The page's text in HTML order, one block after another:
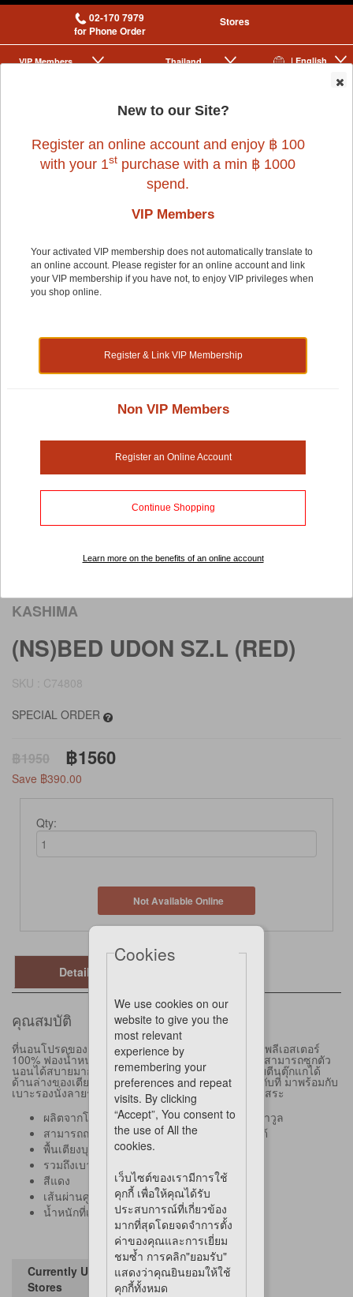
02-170 7979
for Phone Order
Stores
| English
Thailand
VIP Membership
|
20% OFF
KASHIMA
(NS)BED UDON SZ.L (RED)
SKU : C74808
SPECIAL ORDER
฿1950 ฿1560
Save ฿390.00
Qty:
Not Available Online
Details
คุณสมบัติ
ที่นอนโปรดของแมวและสุนัขอย่างแน่นอน! ผลิตจากโพลีเอสเตอร์
100% ฟองน้ำหนา และผ้าขนสัตว์ ทำให้แมวและสุนัขสามารถซุกตัว
นอนได้สบายมาก สามารถถอดฝาครอบออกหรือยึดด้วยตีนตุ๊กแกได้
ด้านล่างของเตียงรองด้วยวัสดุกันลื่นเพื่อให้ยึดแน่นอยู่กับที่ มาพร้อมกับ
เบาะรองนั่งลายราเมงซึ่งถอดออกและใช้งานได้อย่างอิสระ
ผลิตจากโพลีเอสเตอร์ 100% ฟองน้ำหนา และผ้าวูล
สามารถถอดฝาครอบออกหรือยึดด้วยตีนตุ๊กแกได้
พื้นเตียงบุด้วยวัสดุกันลื่น
รวมถึงเบาะรองนั่งลายราเมนแบบถอดได้
สีแดง
เส้นผ่านศูนย์กลาง: 70 ซม.
น้ำหนักที่เหมาะสม: สูงสุด 32.5 กก.
Currently Unavailable in
Stores
Cookies
We use cookies on our
website to give you the
most relevant
experience by
remembering your
preferences and repeat
visits. By clicking
“Accept”, You consent to
the use of All the
cookies.
เว็บไซต์ของเรามีการใช้
คุกกี้ เพื่อให้คุณได้รับ
ประสบการณ์ที่เกี่ยวข้อง
มากที่สุดโดยจดจำการตั้ง
ค่าของคุณและการเยี่ยม
ชมซ้ำ การคลิก"ยอมรับ"
แสดงว่าคุณยินยอมให้ใช้
คุกกี้ทั้งหมด
New to our Site?
Register an online account and enjoy ฿ 100
with your 1st purchase with a min ฿ 1000
spend.
VIP Members
Your activated VIP membership does not automatically translate to
an online account. Please register for an online account and link
your VIP membership if you have not, to enjoy VIP privileges when
you shop online.
Register & Link VIP Membership
Non VIP Members
Register an Online Account
Continue Shopping
Learn more on the benefits of an online account